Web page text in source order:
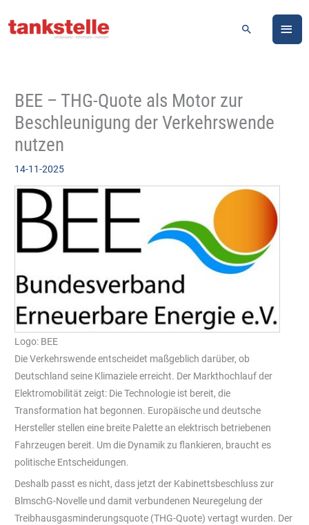
Inhalt
Suchen
BEE – THG-Quote als Motor zur
Beschleunigung der Verkehrswende
nutzen
14-11-2025
Logo: BEE
Die Verkehrswende entscheidet maßgeblich darüber, ob
Deutschland seine Klimaziele erreicht. Der Markthochlauf der
Elektromobilität zeigt: Die Technologie ist bereit, die
Transformation hat begonnen. Europäische und deutsche
Hersteller stellen eine breite Palette an elektrisch betriebenen
Fahrzeugen bereit. Um die Dynamik zu flankieren, braucht es
politische Entscheidungen.
Deshalb passt es nicht, dass jetzt der Kabinettsbeschluss zur
BlmschG-Novelle und damit verbundenen Neuregelung der
Treibhausgasminderungsquote (THG-Quote) vertagt wurden. Der